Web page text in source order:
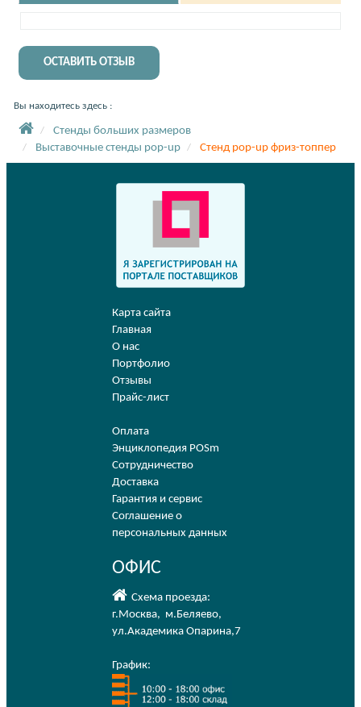
ОСТАВИТЬ ОТЗЫВ
Вы находитесь здесь :
Стенды больших размеров
Выставочные стенды pop-up
Стенд pop-up фриз-топпер
Карта сайта
Главная
О нас
Портфолио
Отзывы
Прайс-лист
Оплата
Энциклопедия POSm
Сотрудничество
Доставка
Гарантия и сервис
Соглашение о
персональных данных
ОФИС
Схема проезда:
г.Москва, м.Беляево,
ул.Академика Опарина,7
График: